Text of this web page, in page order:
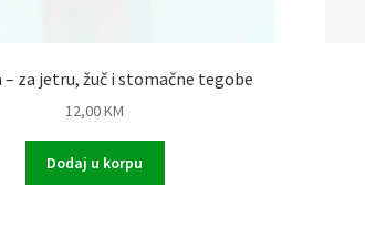
– za jetru, žuč i stomačne tegobe
12,00KM
Dodaj u korpu